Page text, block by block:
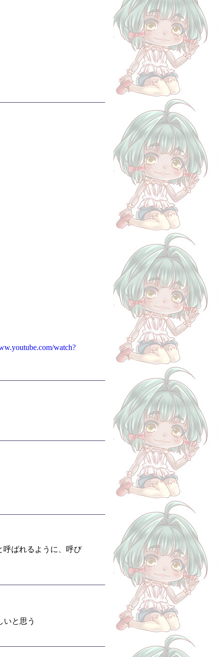
watch?
呼ばれるように、呼び
いと思う